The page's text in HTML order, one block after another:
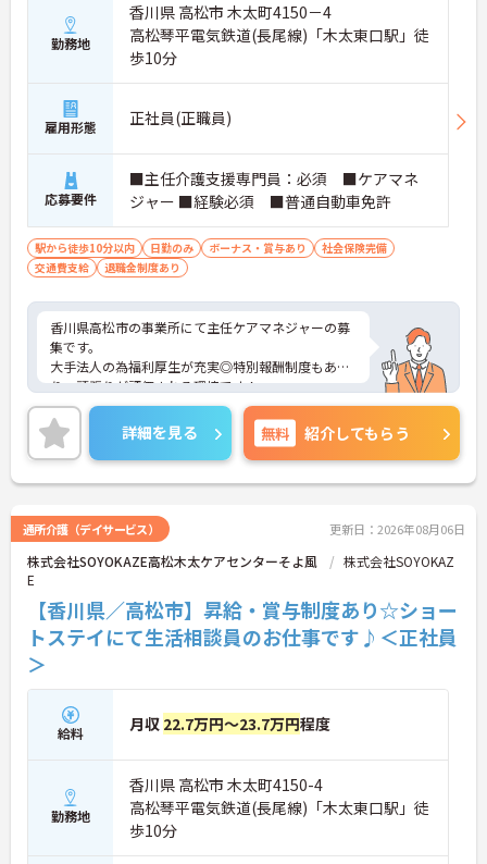
勤務地
香川県 高松市 木太町4150－4
高松琴平電気鉄道(長尾線)「木太東口駅」徒
歩10分
雇用形態 正社員(正職員)
応募要件
■主任介護支援専門員：必須 ■ケアマネ
ジャー ■経験必須 ■普通自動車免許
駅から徒歩10分以内 日勤のみ ボーナス・賞与あり
社会保険完備
交通費支給
退職金制度あり
香川県高松市の事業所にて主任ケアマネジャーの募
集です。
大手法人の為福利厚生が充実◎特別報酬制度もあ
り、頑張りが評価される環境です！
リフレッシュ休暇が年間17日とプライベートとの両
立も可能です。
ご興味のある方には、面接対策ポイントなどさらに
詳細をお話いたしますので、お気軽にご相談くださ
い。
詳細を見る 無料 紹介してもらう
通所介護（デイサービス） 更新日：2026年08月06日
株式会社SOYOKAZE高松木太ケアセンターそよ風
株式会社SOYOKAZ
E
【香川県／高松市】昇給・賞与制度あり☆ショー
トステイにて生活相談員のお仕事です♪＜正社員
＞
給料 月収 22.7万円～23.7万円程度
勤務地
香川県 高松市 木太町4150-4
高松琴平電気鉄道(長尾線)「木太東口駅」徒
歩10分